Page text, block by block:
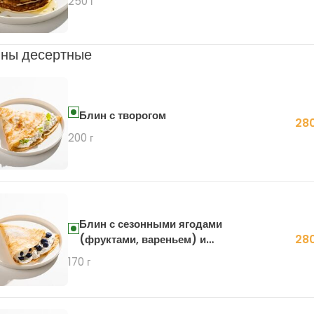
десертные
Блин с творогом
200 г
Блин с сезонными ягодами
(фруктами, вареньем) и
сливочным кремом
170 г